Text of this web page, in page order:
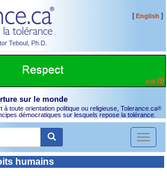
Teboul, Ph.D.
[English ]
sur le monde
à toute orientation politique ou religieuse, Tolerance.ca®
démocratiques sur lesquels repose la tolérance.
Toggle
humains